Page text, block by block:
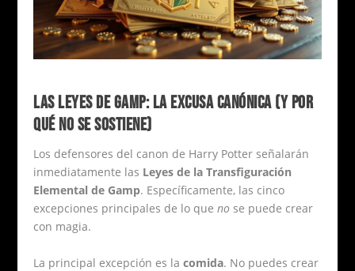
LAS LEYES DE GAMP: LA EXCUSA CANÓNICA (Y POR
QUÉ NO SE SOSTIENE)
Los defensores del canon de Harry Potter señalarán
inmediatamente las Leyes de la Transfiguración
Elemental de Gamp. Específicamente, las cinco
excepciones principales de lo queno se puede crear
con magia.
La principal excepción es lacomida. No puedes crear